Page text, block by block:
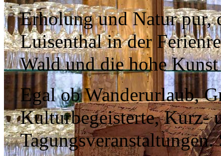
Erholung und Natur pur,
Luisenthal in der
Wald und die hohe
Egal ob Wanderurlaub,
Kulturbegeisterte, Kurz-